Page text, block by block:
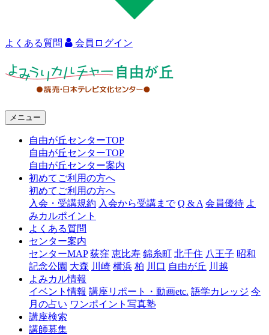
よくある質問 会員ログイン
ャ
由
丘
メニュー
自由が丘センターTOP
自由が丘センターTOP
自由が丘センター案内
初めてご利用の方へ
初めてご利用の方へ
入会・受講規約 入会から受講まで Q & A 会員優待 よ
みカルポイント
よくある質問
センター案内
センターMAP 荻窪 恵比寿 錦糸町 北千住 八王子 昭和
記念公園 大森 川崎 横浜 柏 川口 自由が丘 川越
よみカル情報
イベント情報 講座リポート・動画etc. 語学カレッジ 今
月の占い ワンポイント写真塾
講座検索
講師募集